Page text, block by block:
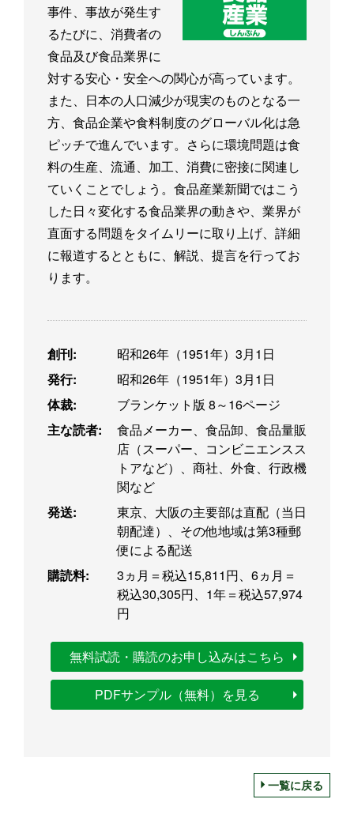
事件、事故が発生す
るたびに、消費者の
食品及び食品業界に
対する安心・安全への関心が高っています。
また、日本の人口減少が現実のものとなる一
方、食品企業や食料制度のグローバル化は急
ピッチで進んでいます。さらに環境問題は食
料の生産、流通、加工、消費に密接に関連し
ていくことでしょう。食品産業新聞ではこう
した日々変化する食品業界の動きや、業界が
直面する問題をタイムリーに取り上げ、詳細
に報道するとともに、解説、提言を行ってお
ります。
創刊:
昭和26年（1951年）3月1日
発行:
昭和26年（1951年）3月1日
体裁:
ブランケット版 8～16ページ
主な読者:
食品メーカー、食品卸、食品量販
店（スーパー、コンビニエンスス
トアなど）、商社、外食、行政機
関など
発送:
東京、大阪の主要部は直配（当日
朝配達）、その他地域は第3種郵
便による配送
購読料:
3ヵ月＝税込15,811円、6ヵ月＝
税込30,305円、1年＝税込57,974
円
無料試読・購読のお申し込みはこちら
PDFサンプル（無料）を見る
一覧に戻る